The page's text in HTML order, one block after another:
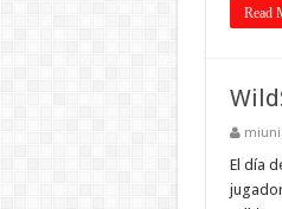
Read
El día